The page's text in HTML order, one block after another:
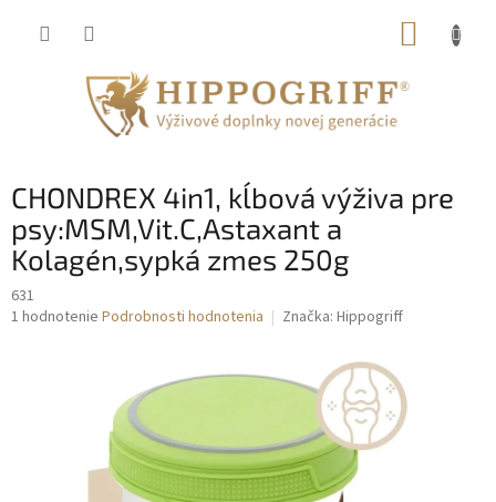
CHONDREX 4in1, kĺbová výživa pre
psy:MSM,Vit.C,Astaxant a
Kolagén,sypká zmes 250g
631
Priemerné
1 hodnotenie Podrobnosti hodnotenia Značka: Hippogriff